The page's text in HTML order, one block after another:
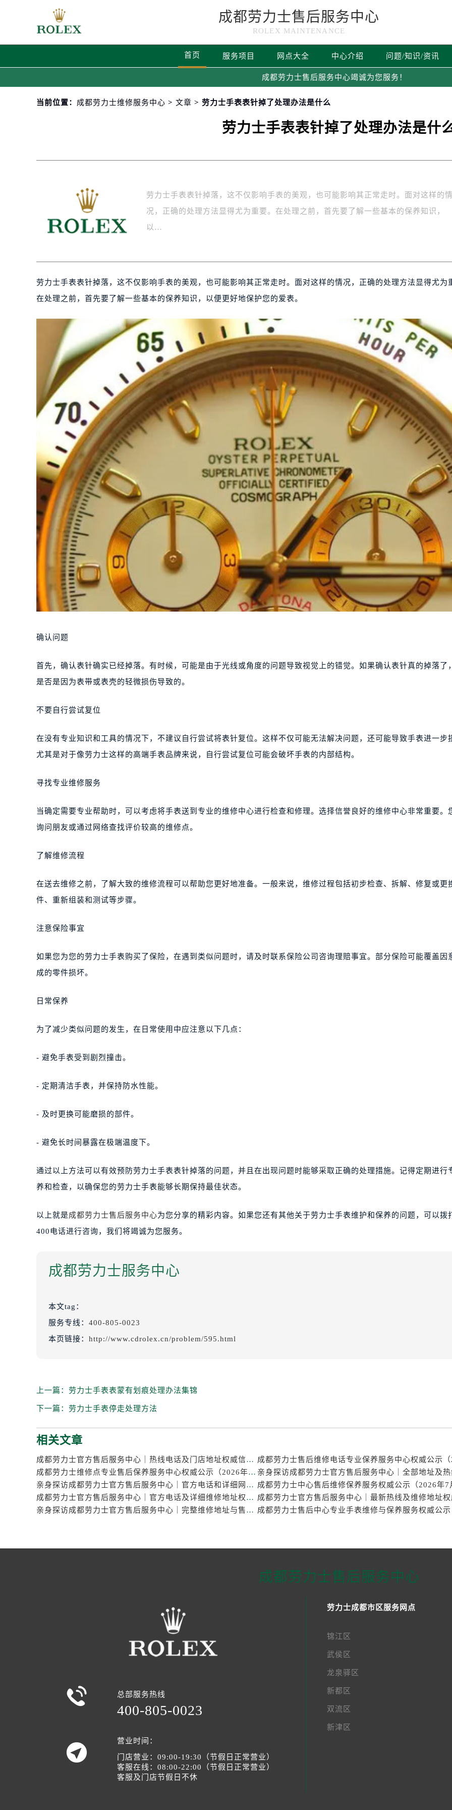
成都劳力士售后服务中心
ROLEX MAINTENANCE
首页 服务项目 网点大全 中心介绍 问题/知识/资讯
成都劳力士售后服务中心竭诚为您服务！
当前位置： 成都劳力士维修服务中心 > 文章 > 劳力士手表表针掉了处理办法是什么
劳力士手表表针掉了处理办法是什
劳力士手表表针掉落，这不仅影响手表的美观，也可能影响其正常走时。面对这样的情
况，正确的处理方法显得尤为重要。在处理之前，首先要了解一些基本的保养知识，
以…
劳力士手表表针掉落，这不仅影响手表的美观，也可能影响其正常走时。面对这样的情况，正确的处理方法显得尤为
在处理之前，首先要了解一些基本的保养知识，以便更好地保护您的爱表。
确认问题
首先，确认表针确实已经掉落。有时候，可能是由于光线或角度的问题导致视觉上的错觉。如果确认表针真的掉落了
是否是因为表带或表壳的轻微损伤导致的。
不要自行尝试复位
在没有专业知识和工具的情况下，不建议自行尝试将表针复位。这样不仅可能无法解决问题，还可能导致手表进一步
尤其是对于像劳力士这样的高端手表品牌来说，自行尝试复位可能会破坏手表的内部结构。
寻找专业维修服务
当确定需要专业帮助时，可以考虑将手表送到专业的维修中心进行检查和修理。选择信誉良好的维修中心非常重要。
询问朋友或通过网络查找评价较高的维修点。
了解维修流程
在送去维修之前，了解大致的维修流程可以帮助您更好地准备。一般来说，维修过程包括初步检查、拆解、修复或更
件、重新组装和测试等步骤。
注意保险事宜
如果您为您的劳力士手表购买了保险，在遇到类似问题时，请及时联系保险公司咨询理赔事宜。部分保险可能覆盖因
成的零件损坏。
日常保养
为了减少类似问题的发生，在日常使用中应注意以下几点：
- 避免手表受到剧烈撞击。
- 定期清洁手表，并保持防水性能。
- 及时更换可能磨损的部件。
- 避免长时间暴露在极端温度下。
通过以上方法可以有效预防劳力士手表表针掉落的问题，并且在出现问题时能够采取正确的处理措施。记得定期进行
养和检查，以确保您的劳力士手表能够长期保持最佳状态。
以上就是成都劳力士售后服务中心为您分享的精彩内容。如果您还有其他关于劳力士手表维护和保养的问题，可以拨
400电话进行咨询，我们将竭诚为您服务。
成都劳力士服务中心
本文tag：
服务专线： 400-805-0023
本页链接： http://www.cdrolex.cn/problem/595.html
上一篇： 劳力士手表表蒙有划痕处理办法集锦
下一篇： 劳力士手表停走处理方法
相关文章
成都劳力士官方售后服务中心｜热线电话及门店地址权威信息公示（2026年7月最新）
成都劳力士维修点专业售后保养服务中心权威公示（2026年7月最新）
亲身探访成都劳力士官方售后服务中心｜官方电话和详细网点地址（2026年7月最新）
成都劳力士官方售后服务中心｜官方电话及详细维修地址权威信息公示（2026年7月最新）
亲身探访成都劳力士官方售后服务中心｜完整维修地址与售后热线（2026年7月最新）
成都劳力士售后服务中心
 总部服务热线
400-805-0023

营业时间：
门店营业：09:00-19:30（节假日正常营业）
客服在线：08:00-22:00（节假日正常营业）
客服及门店节假日不休
劳力士成都市区服务网点
锦江区
武侯区
龙泉驿区
新都区
双流区
新津区